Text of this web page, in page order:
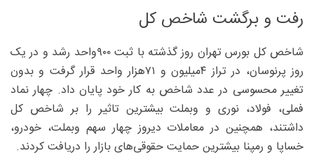
رفت و برگشت شاخص کل
شاخص کل بورس تهران روز گذشته با ثبت ۹۰۰واحد رشد و در یک
روز پرنوسان، در تراز ۴میلیون و ۷۱هزار واحد قرار گرفت و بدون
تغییر محسوسی در عدد شاخص به کار خود پایان داد. چهار نماد
فملی، فولاد، نوری و وبملت بیشترین تاثیر را بر شاخص کل
داشتند، همچنین در معاملات دیروز چهار سهم وبملت، خودرو،
خساپا و رمپنا بیشترین حمایت حقوقی‌های بازار را دریافت کردند.